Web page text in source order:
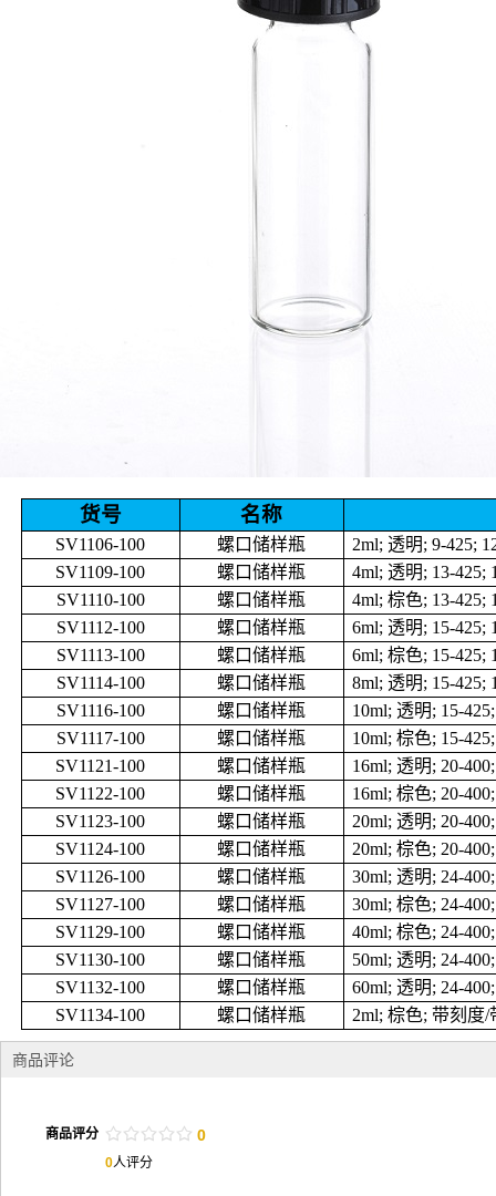
货号 名称
SV1106-100 螺口储样瓶 2ml; 透明; 9-425;
SV1109-100
螺口储样瓶 4ml; 透明; 13-425;
SV1110-100
螺口储样瓶 4ml; 棕色; 13-425;
SV1112-100
螺口储样瓶 6ml; 透明; 15-425;
SV1113-100
螺口储样瓶 6ml; 棕色; 15-425;
SV1114-100
螺口储样瓶 8ml; 透明; 15-425;
SV1116-100
螺口储样瓶 10ml; 透明; 15-
SV1117-100
螺口储样瓶 10ml; 棕色; 15-
SV1121-100
螺口储样瓶 16ml; 透明; 20-
SV1122-100
螺口储样瓶 16ml; 棕色; 20-
SV1123-100
螺口储样瓶 20ml; 透明; 20-
SV1124-100
螺口储样瓶 20ml; 棕色; 20-
SV1126-100
螺口储样瓶 30ml; 透明; 24-
SV1127-100
螺口储样瓶 30ml; 棕色; 24-
SV1129-100
螺口储样瓶 40ml; 棕色; 24-
SV1130-100
螺口储样瓶 50ml; 透明; 24-
SV1132-100
螺口储样瓶 60ml; 透明; 24-
SV1134-100
螺口储样瓶 2ml; 棕色; 带刻度/
商品评论
商品评分 / / / / /
. . . . . 0
0人评分